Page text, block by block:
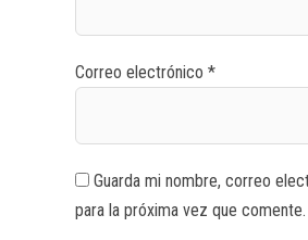
Correo electrónico*
Guarda mi nombre, correo
para la próxima vez que comente.